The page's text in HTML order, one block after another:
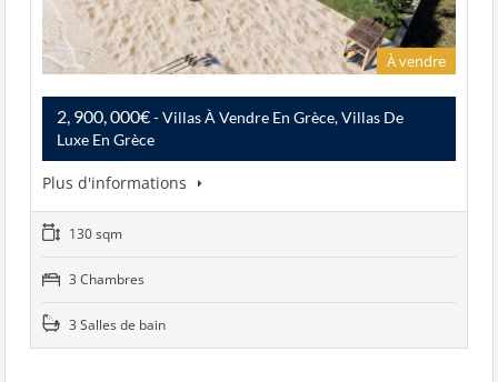
À vendre
2, 900, 000€- Villas À Vendre En Grèce, Villas De
Luxe En Grèce
Plus d'informations
130 sqm
3 Chambres
3 Salles de bain